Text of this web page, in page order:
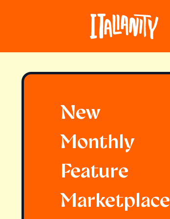
New
Monthly
Feature
Marketplace